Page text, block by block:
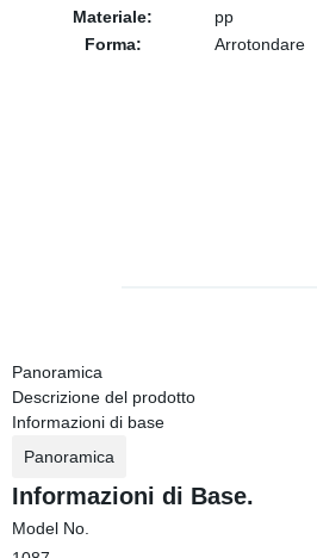
Materiale:
pp
Forma:
Arrotondare
Panoramica
Descrizione del prodotto
Informazioni di base
Panoramica
Informazioni di Base.
Model No.